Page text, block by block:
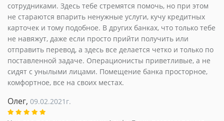
сотрудниками. Здесь тебе стремятся помочь, но при этом
не стараются впарить ненужные услуги, кучу кредитных
карточек и тому подобное. В других банках, что только тебе
не навяжут, даже если просто прийти получить или
отправить перевод, а здесь все делается четко и только по
поставленной задаче. Операционисты приветливые, а не
сидят с унылыми лицами. Помещение банка просторное,
комфортное, все на своих местах.
Олег, 09.02.2021г.